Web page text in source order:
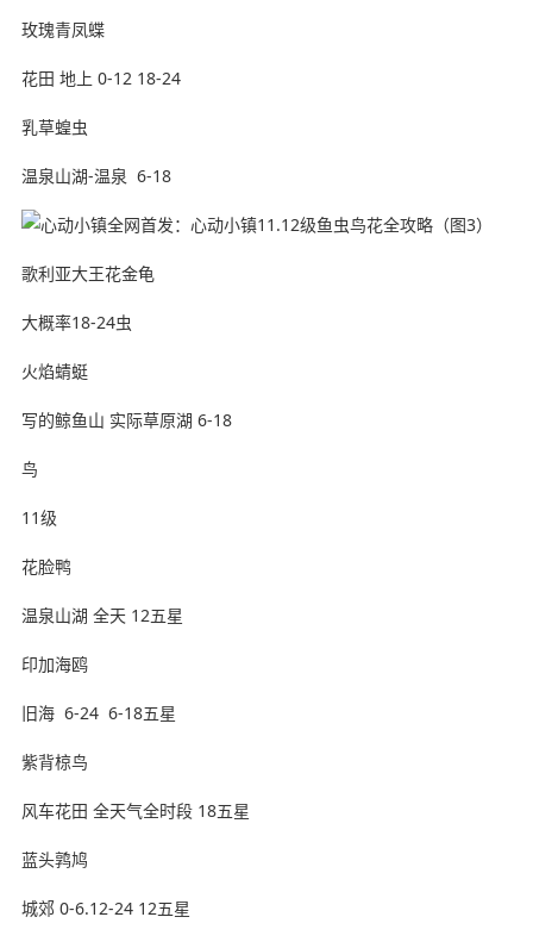
玫瑰青凤蝶
花田 ️地上 0-12 18-24
乳草蝗虫
温泉山湖-温泉 ️ 6-18
歌利亚大王花金龟
大概率18-24虫
火焰蜻蜓
写的鲸鱼山 实际草原湖 6-18
鸟
11级
花脸鸭
温泉山湖 全天 12五星
印加海鸥
旧海 ️ 6-24 6-18五星
紫背椋鸟
风车花田 全天气全时段 18五星
蓝头鹑鸠
城郊 0-6.12-24 12五星